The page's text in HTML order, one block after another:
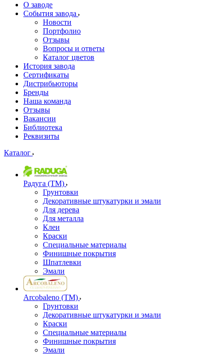
О заводе
События завода
Новости
Портфолио
Отзывы
Вопросы и ответы
Каталог цветов
История завода
Сертификаты
Дистрибьюторы
Бренды
Наша команда
Отзывы
Вакансии
Библиотека
Реквизиты
Каталог
Радуга (ТМ)
Грунтовки
Декоративные штукатурки и эмали
Для дерева
Для металла
Клеи
Краски
Специальные материалы
Финишные покрытия
Шпатлевки
Эмали
Arcobaleno (ТМ)
Грунтовки
Декоративные штукатурки и эмали
Краски
Специальные материалы
Финишные покрытия
Эмали